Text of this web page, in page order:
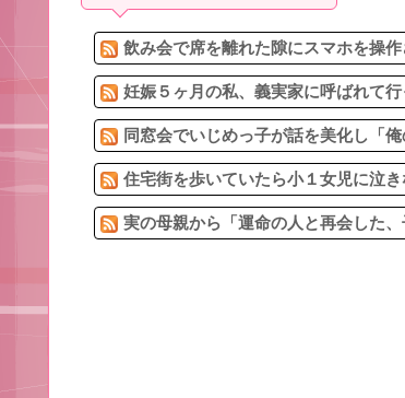
妊娠しても「母さんが喜ぶ」と言ってた
私「これからどうするつもり？」高2息子
飲み会で席を離れた隙にスマホを操
妊娠５ヶ月の私、義実家に呼ばれて
同窓会でいじめっ子が話を美化し「
住宅街を歩いていたら小１女児に泣
実の母親から「運命の人と再会した